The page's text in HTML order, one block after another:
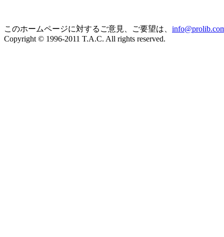
このホームページに対するご意見、ご要望は、
Copyright © 1996-2011 T.A.C. All rights reserved.